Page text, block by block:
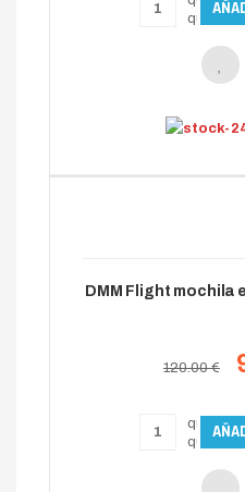
DMM Flight mochila
120.00 €